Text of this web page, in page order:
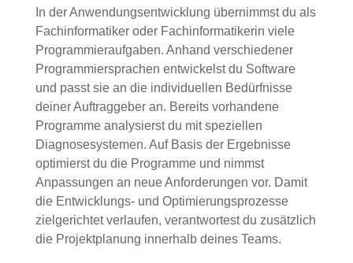
In der Anwendungsentwicklung übernimmst du als
Fachinformatiker oder Fachinformatikerin viele
Programmieraufgaben. Anhand verschiedener
Programmiersprachen entwickelst du Software
und passt sie an die individuellen Bedürfnisse
deiner Auftraggeber an. Bereits vorhandene
Programme analysierst du mit speziellen
Diagnosesystemen. Auf Basis der Ergebnisse
optimierst du die Programme und nimmst
Anpassungen an neue Anforderungen vor. Damit
die Entwicklungs- und Optimierungsprozesse
zielgerichtet verlaufen, verantwortest du zusätzlich
die Projektplanung innerhalb deines Teams.